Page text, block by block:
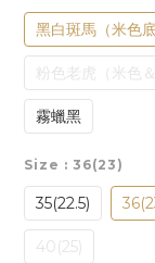
黑白斑馬（米色
粉色老虎（米色
霧蠟黑
Size : 36(23)
35(22.5)
40(25)